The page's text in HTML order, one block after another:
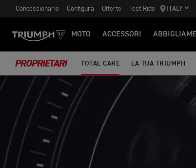
Concessionarie Configura Offerte Test Ride ITALY
MOTO ACCESSORI
PROPRIETARI TOTAL CARE LA TUA TRIUMPH